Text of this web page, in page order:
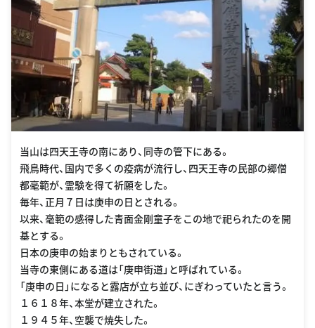
当山は四天王寺の南にあり、同寺の管下にある。
飛鳥時代、国内で多くの疫病が流行し、四天王寺の民部の郷僧
都毫範が、霊験を得て祈願をした。
毎年、正月７日は庚申の日とされる。
以来、毫範の感得した青面金剛童子をこの地で祀られたのを開
基とする。
日本の庚申の始まりともされている。
当寺の東側にある道は「庚申街道」と呼ばれている。
「庚申の日」になると露店が立ち並び、にぎわっていたと言う。
１６１８年、本堂が建立された。
１９４５年、空襲で焼失した。